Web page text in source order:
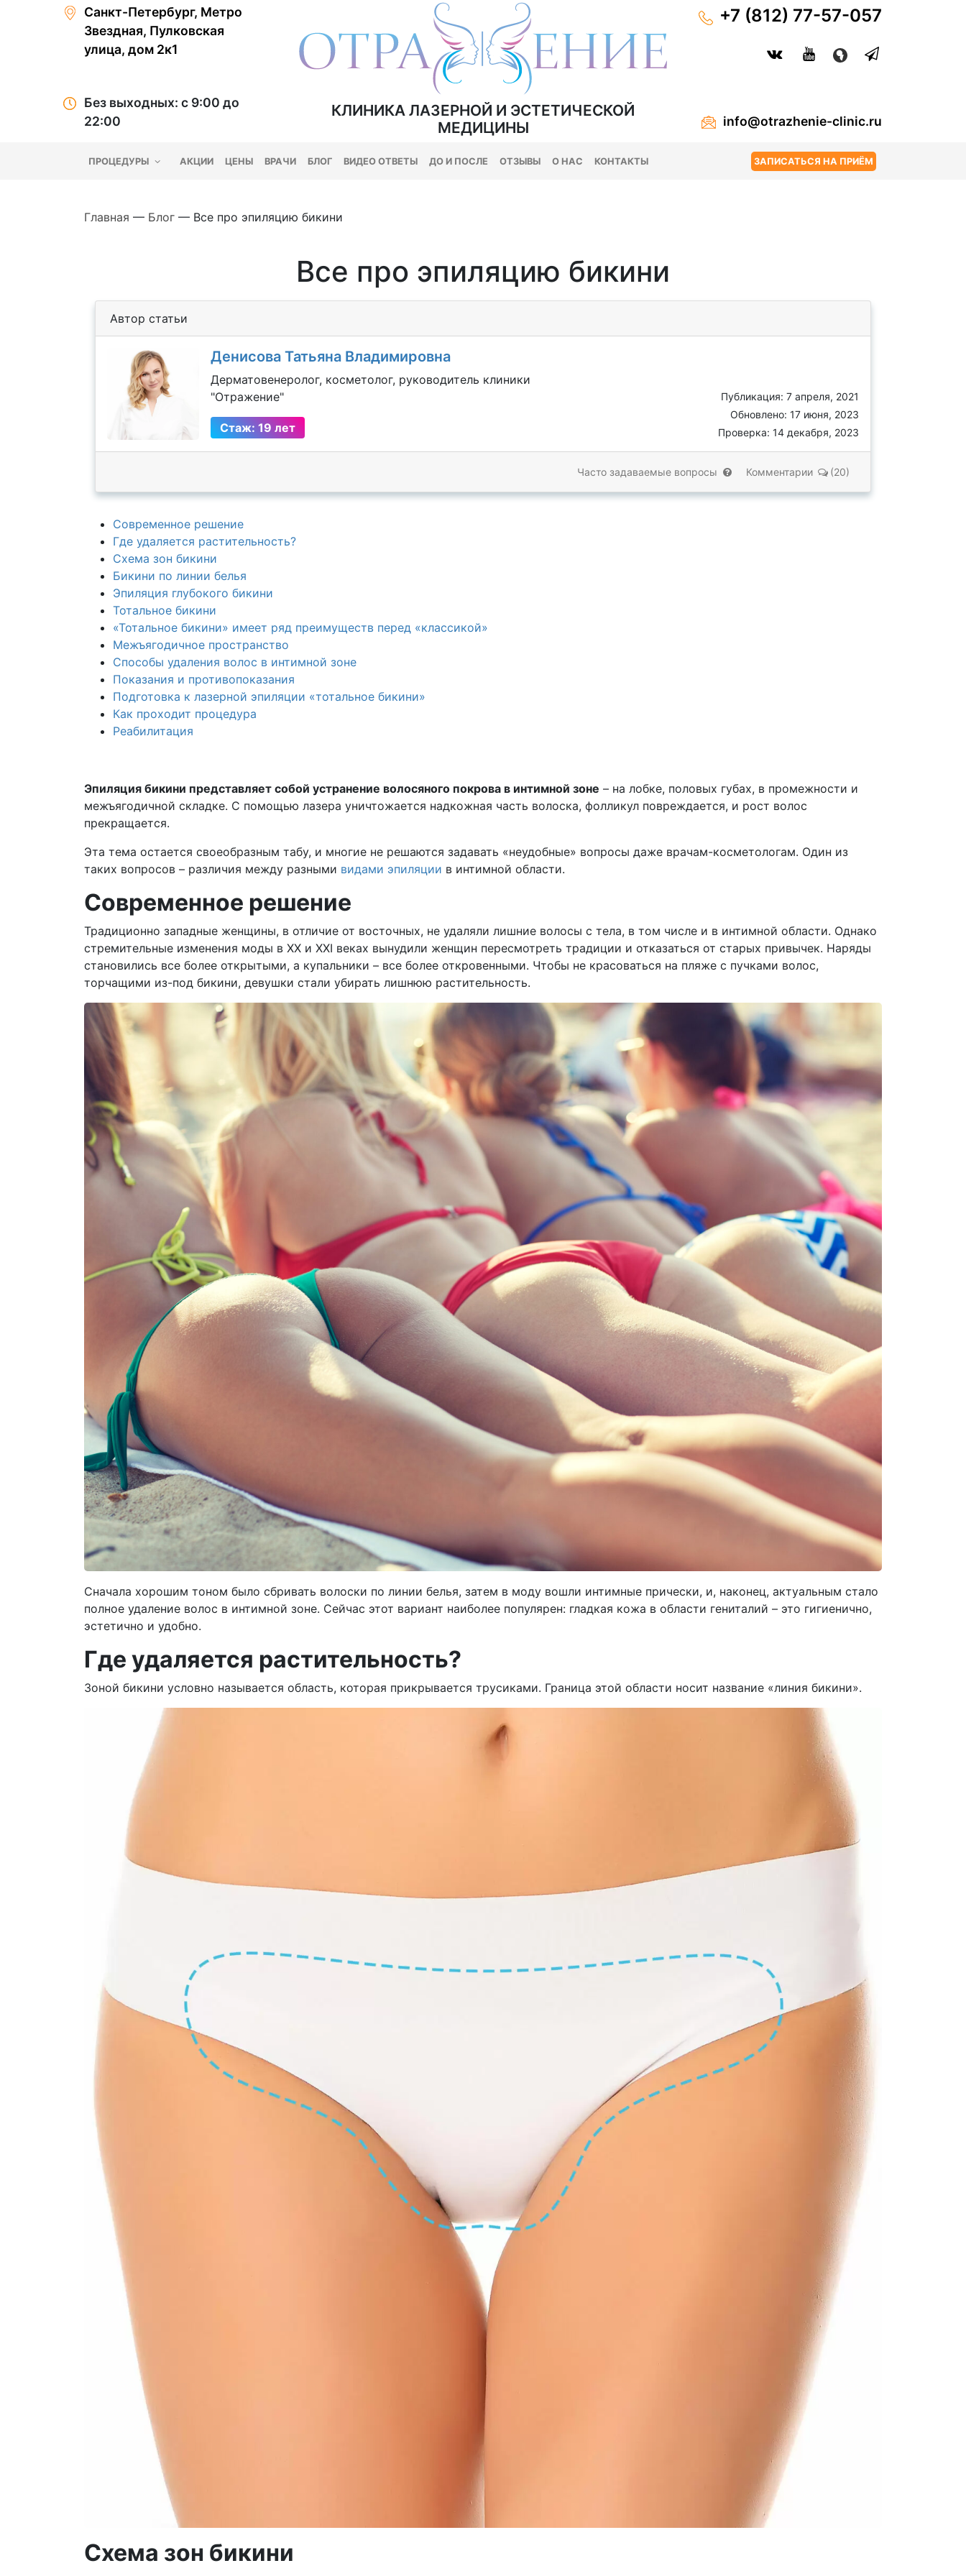
Санкт-Петербург, Метро
Звездная, Пулковская
улица, дом 2к1
Без выходных: с 9:00 до
22:00
КЛИНИКА ЛАЗЕРНОЙ И ЭСТЕТИЧЕСКОЙ
МЕДИЦИНЫ
+7 (812) 77-57-057
info@otrazhenie-clinic.ru
ПРОЦЕДУРЫ АКЦИИ ЦЕНЫ ВРАЧИ БЛОГ ВИДЕО ОТВЕТЫ ДО И ПОСЛЕ ОТЗЫВЫ О НАС КОНТАКТЫ ЗАПИСАТЬСЯ НА ПРИЁМ
Главная — Блог — Все про эпиляцию бикини
Все про эпиляцию бикини
Автор статьи
Денисова Татьяна Владимировна
Дерматовенеролог, косметолог, руководитель клиники
"Отражение"
Стаж: 19 лет
Публикация: 7 апреля, 2021
Обновлено: 17 июня, 2023
Проверка: 14 декабря, 2023
Часто задаваемые вопросы Комментарии (20)
Современное решение
Где удаляется растительность?
Схема зон бикини
Бикини по линии белья
Эпиляция глубокого бикини
Тотальное бикини
«Тотальное бикини» имеет ряд преимуществ перед «классикой»
Межъягодичное пространство
Способы удаления волос в интимной зоне
Показания и противопоказания
Подготовка к лазерной эпиляции «тотальное бикини»
Как проходит процедура
Реабилитация
Эпиляция бикини представляет собой устранение волосяного покрова в интимной зоне – на лобке, половых губах, в промежности и
межъягодичной складке. С помощью лазера уничтожается надкожная часть волоска, фолликул повреждается, и рост волос
прекращается.
Эта тема остается своеобразным табу, и многие не решаются задавать «неудобные» вопросы даже врачам-косметологам. Один из
таких вопросов – различия между разными видами эпиляции в интимной области.
Современное решение
Традиционно западные женщины, в отличие от восточных, не удаляли лишние волосы с тела, в том числе и в интимной области. Однако
стремительные изменения моды в XX и XXI веках вынудили женщин пересмотреть традиции и отказаться от старых привычек. Наряды
становились все более открытыми, а купальники – все более откровенными. Чтобы не красоваться на пляже с пучками волос,
торчащими из-под бикини, девушки стали убирать лишнюю растительность.
Сначала хорошим тоном было сбривать волоски по линии белья, затем в моду вошли интимные прически, и, наконец, актуальным стало
полное удаление волос в интимной зоне. Сейчас этот вариант наиболее популярен: гладкая кожа в области гениталий – это гигиенично,
эстетично и удобно.
Где удаляется растительность?
Зоной бикини условно называется область, которая прикрывается трусиками. Граница этой области носит название «линия бикини».
Схема зон бикини